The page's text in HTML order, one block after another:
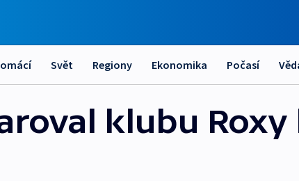
Svět Regiony Ekonomika Počasí
klubu